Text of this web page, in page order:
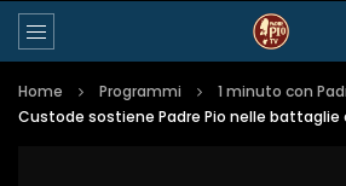
Home Programmi 1 minuto con
Custode sostiene Padre Pio nelle battaglie